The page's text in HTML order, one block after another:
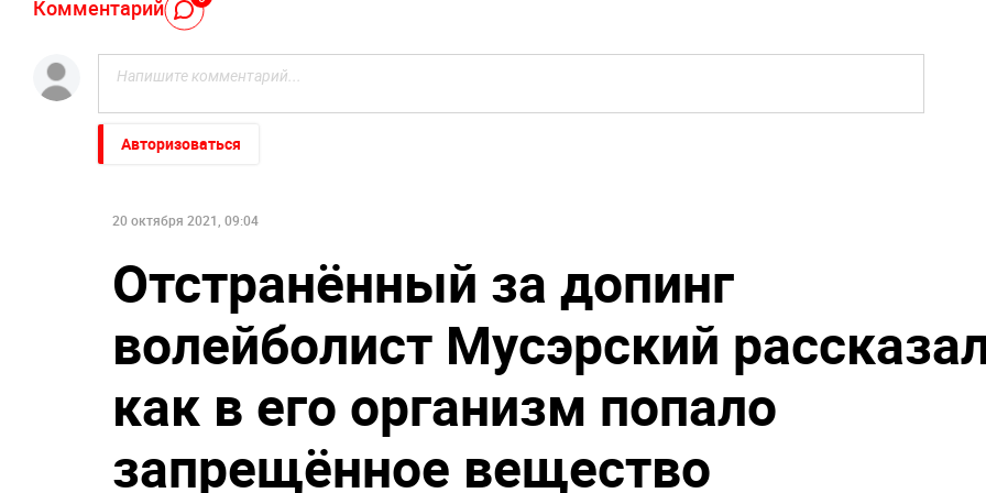
Комментарий
Авторизоваться
20 октября 2021, 09:04
Отстранённый за допинг
волейболист Мусэрский
как в его организм попало
запрещённое вещество